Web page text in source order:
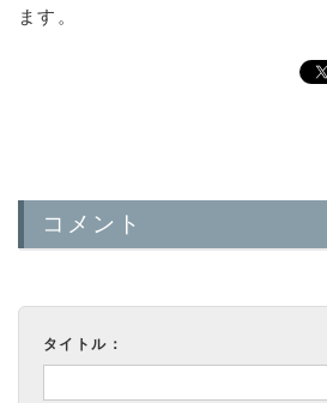
ます。
コメント
タイトル：